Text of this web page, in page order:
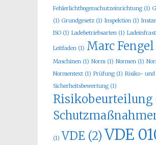
Fehlerlichtbogenschutzeinrichtung(1)
(1) Grundgesetz(1) Inspektion(1)
ISO(1) Ladebetriebsarten(1)
Leitfaden(1) Marc Fengel
Maschinen(1) Norm(1) Normen(1)
Normentext(1) Prüfung(1) Risiko- und
Sicherheitsbewertung(1)
Risikobeurteilung
(1) VDE(2) VDE